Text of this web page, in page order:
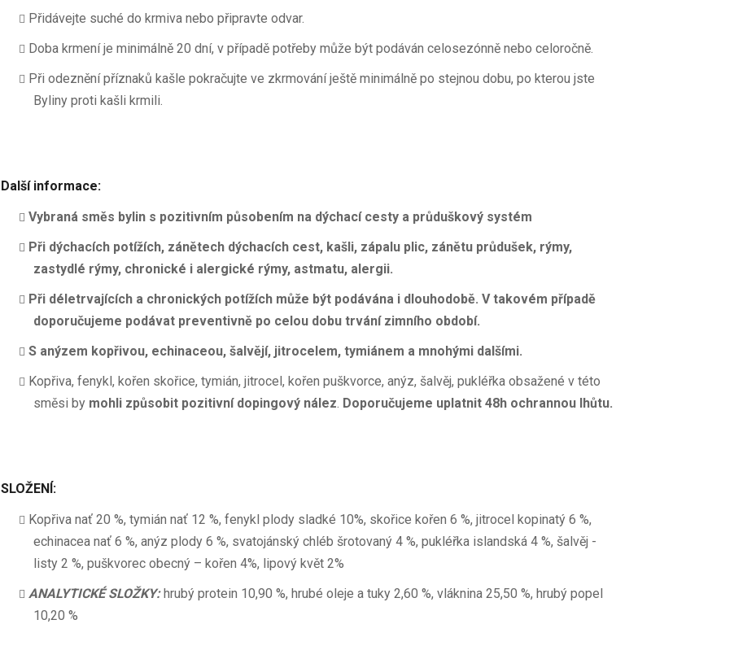
Přidávejte suché do krmiva nebo připravte odvar.
Doba krmení je minimálně 20 dní, v případě potřeby může být podáván celosezónně nebo celoročně.
Při odeznění příznaků kašle pokračujte ve zkrmování ještě minimálně po stejnou dobu, po kterou jste
Byliny proti kašli krmili.
Další informace:
Vybraná směs bylin s pozitivním působením na dýchací cesty a průduškový systém
Při dýchacích potížích, zánětech dýchacích cest, kašli, zápalu plic, zánětu průdušek, rýmy,
zastydlé rýmy, chronické i alergické rýmy, astmatu, alergii.
Při déletrvajících a chronických potížích může být podávána i dlouhodobě. V takovém případě
doporučujeme podávat preventivně po celou dobu trvání zimního období.
S anýzem kopřivou, echinaceou, šalvějí, jitrocelem, tymiánem a mnohými dalšími.
Kopřiva, fenykl, kořen skořice, tymián, jitrocel, kořen puškvorce, anýz, šalvěj, pukléřka obsažené v této
směsi by mohli způsobit pozitivní dopingový nález Doporučujeme uplatnit 48h ochrannou lhůtu.
SLOŽENÍ:
Kopřiva nať 20 %, tymián nať 12 %, fenykl plody sladké 10%, skořice kořen 6 %, jitrocel kopinatý 6 %,
echinacea nať 6 %, anýz plody 6 %, svatojánský chléb šrotovaný 4 %, pukléřka islandská 4 %, šalvěj -
listy 2 %, puškvorec obecný – kořen 4%, lipový květ 2%
ANALYTICKÉ SLOŽKY:hrubý protein 10,90 %, hrubé oleje a tuky 2,60 %, vláknina 25,50 %, hrubý popel
10,20 %